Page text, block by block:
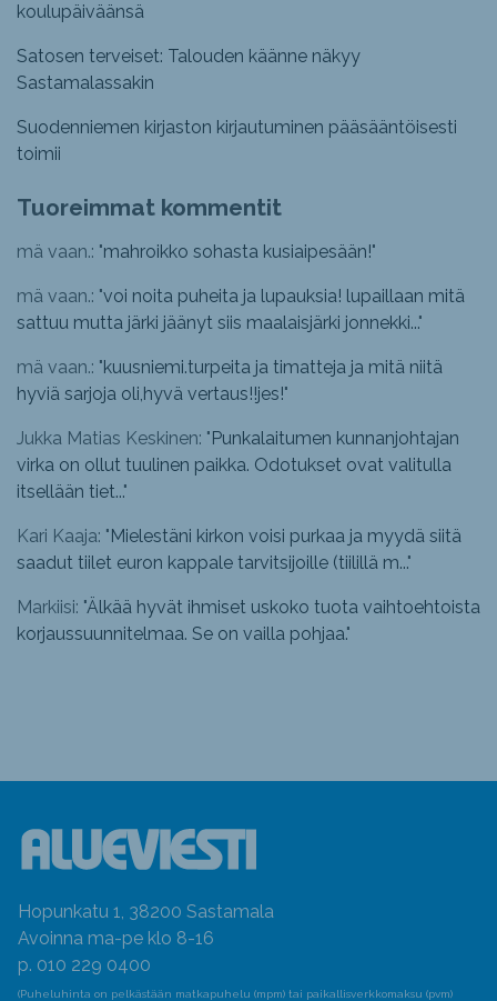
koulupäiväänsä
Satosen terveiset: Talouden käänne näkyy
Sastamalassakin
Suodenniemen kirjaston kirjautuminen pääsääntöisesti
toimii
Tuoreimmat kommentit
mä vaan.: "mahroikko sohasta kusiaipesään!"
mä vaan.: "voi noita puheita ja lupauksia! lupaillaan mitä
sattuu mutta järki jäänyt siis maalaisjärki jonnekki..."
mä vaan.: "kuusniemi.turpeita ja timatteja ja mitä niitä
hyviä sarjoja oli,hyvä vertaus!!jes!"
Jukka Matias Keskinen: "Punkalaitumen kunnanjohtajan
virka on ollut tuulinen paikka. Odotukset ovat valitulla
itsellään tiet..."
Kari Kaaja: "Mielestäni kirkon voisi purkaa ja myydä siitä
saadut tiilet euron kappale tarvitsijoille (tiilillä m..."
Markiisi: "Älkää hyvät ihmiset uskoko tuota vaihtoehtoista
korjaussuunnitelmaa. Se on vailla pohjaa."
Hopunkatu 1, 38200 Sastamala
Avoinna ma-pe klo 8-16
p. 010 229 0400
(Puheluhinta on pelkästään matkapuhelu (mpm) tai paikallisverkkomaksu (pvm)